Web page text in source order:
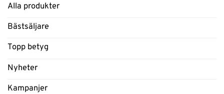
Alla produkter
Bästsäljare
Topp betyg
Nyheter
Kampanjer